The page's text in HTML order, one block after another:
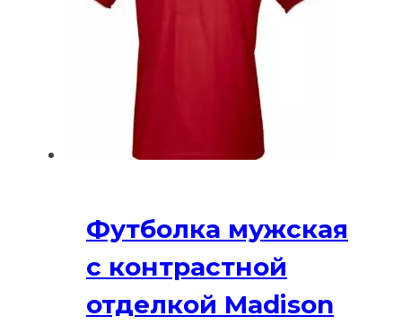
Футболка мужская
с контрастной
отделкой Madison